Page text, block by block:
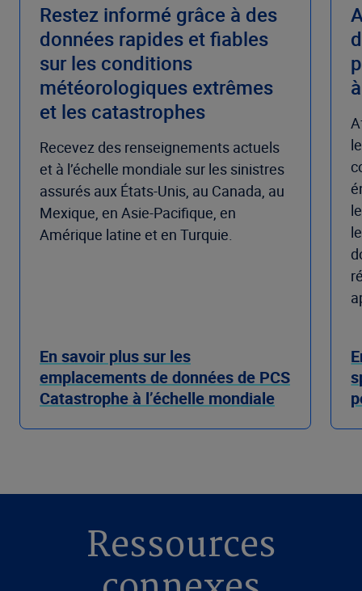
Restez informé grâce à des
données rapides et fiables
sur les conditions
météorologiques extrêmes
et les catastrophes
Recevez des renseignements actuels
et à l’échelle mondiale sur les sinistres
assurés aux États-Unis, au Canada, au
Mexique, en Asie-Pacifique, en
Amérique latine et en Turquie.
En savoir plus sur les
emplacements de données de PCS
Catastrophe à l’échelle mondiale
Ressources